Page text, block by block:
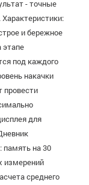
- точные
и бережное
этапе
под каждого
накачки
провести
для
память на 30
измерений
среднего